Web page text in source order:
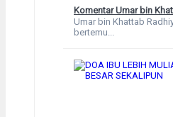
Komentar Umar bin
Umar bin Khattab
bertemu...